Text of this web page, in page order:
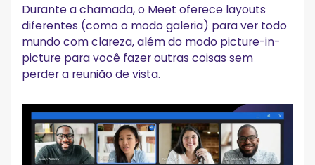
Durante a chamada, o Meet oferece layouts
diferentes (como o modo galeria) para ver todo
mundo com clareza, além do modo picture-in-
picture para você fazer outras coisas sem
perder a reunião de vista.